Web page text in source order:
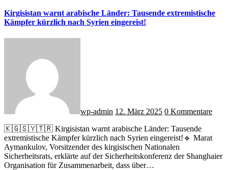
Kirgisistan warnt arabische Länder: Tausende extremistische
Kämpfer kürzlich nach Syrien eingereist!
wp-admin 12. März 2025 0 Kommentare
🇰🇬🇸🇾🇹🇷 Kirgisistan warnt arabische Länder: Tausende
extremistische Kämpfer kürzlich nach Syrien eingereist!🔹 Marat
Aymankulov, Vorsitzender des kirgisischen Nationalen
Sicherheitsrats, erklärte auf der Sicherheitskonferenz der Shanghaier
Organisation für Zusammenarbeit, dass über…